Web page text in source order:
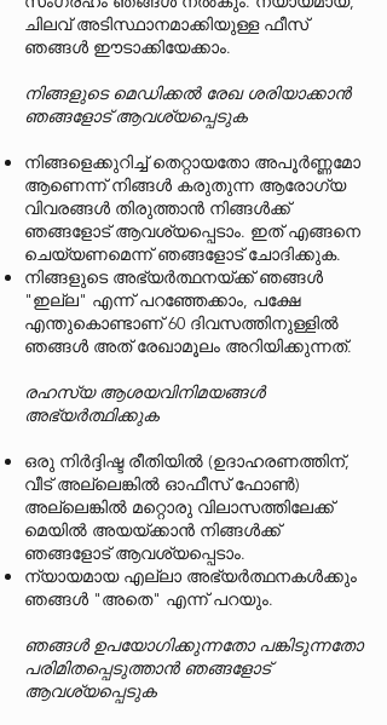
ചിലവ് അടിസ്ഥാനമാക്കിയുള്ള ഫീസ്
ഞങ്ങൾ ഈടാക്കിയേക്കാം.
നിങ്ങളുടെ മെഡിക്കൽ രേഖ ശരിയാക്കാൻ
ഞങ്ങളോട് ആവശ്യപ്പെടുക
നിങ്ങളെക്കുറിച്ച് തെറ്റായതോ അപൂർണ്ണമോ
ആണെന്ന് നിങ്ങൾ കരുതുന്ന ആരോഗ്യ
വിവരങ്ങൾ തിരുത്താൻ നിങ്ങൾക്ക്
ഞങ്ങളോട് ആവശ്യപ്പെടാം. ഇത് എങ്ങനെ
ചെയ്യണമെന്ന് ഞങ്ങളോട് ചോദിക്കുക.
നിങ്ങളുടെ അഭ്യർത്ഥനയ്ക്ക് ഞങ്ങൾ
"ഇല്ല" എന്ന് പറഞ്ഞേക്കാം, പക്ഷേ
എന്തുകൊണ്ടാണ് 60 ദിവസത്തിനുള്ളിൽ
ഞങ്ങൾ അത് രേഖാമൂലം അറിയിക്കുന്നത്.
രഹസ്യ ആശയവിനിമയങ്ങൾ
അഭ്യർത്ഥിക്കുക
ഒരു നിർദ്ദിഷ്ട രീതിയിൽ (ഉദാഹരണത്തിന്,
വീട് അല്ലെങ്കിൽ ഓഫീസ് ഫോൺ)
അല്ലെങ്കിൽ മറ്റൊരു വിലാസത്തിലേക്ക്
മെയിൽ അയയ്ക്കാൻ നിങ്ങൾക്ക്
ഞങ്ങളോട് ആവശ്യപ്പെടാം.
ന്യായമായ എല്ലാ അഭ്യർത്ഥനകൾക്കും
ഞങ്ങൾ "അതെ" എന്ന് പറയും.
ഞങ്ങൾ ഉപയോഗിക്കുന്നതോ പങ്കിടുന്നതോ
പരിമിതപ്പെടുത്താൻ ഞങ്ങളോട്
ആവശ്യപ്പെടുക